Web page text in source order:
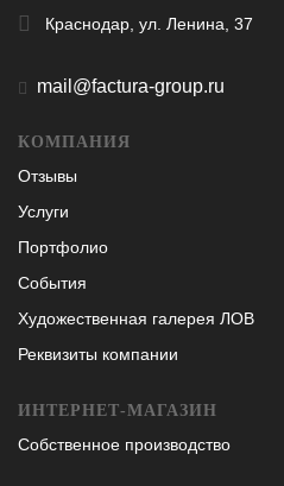
Краснодар, ул. Ленина, 37
mail@factura-group.ru
КОМПАНИЯ
Отзывы
Услуги
Портфолио
События
Художественная галерея ЛОВ
Реквизиты компании
ИНТЕРНЕТ-МАГАЗИН
Собственное производство